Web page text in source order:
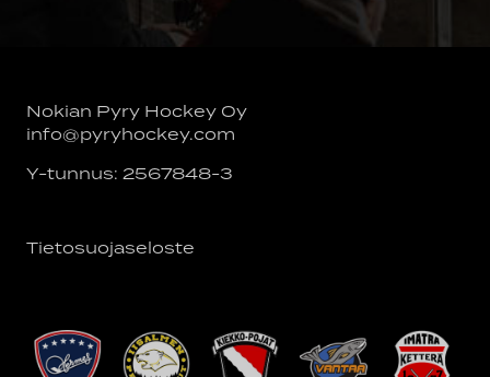
Nokian Pyry Hockey Oy
info@pyryhockey.com
Y-tunnus: 2567848-3
Tietosuojaseloste